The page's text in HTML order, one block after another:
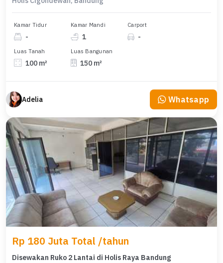
Kamar Tidur
-
Kamar Mandi
1
Carport
-
Luas Tanah
100 m²
Luas Bangunan
150 m²
Adelia Whatsapp
Rp 180 Juta Total /tahun
Disewakan Ruko 2 Lantai di Holis Raya Bandung